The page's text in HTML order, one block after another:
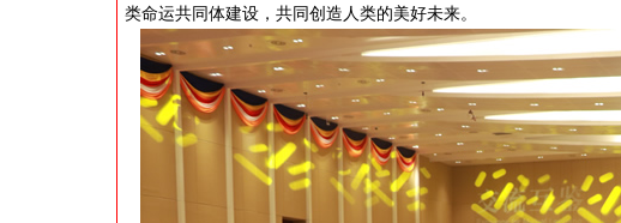
类命运共同体建设，共同创造人类的美好未来。